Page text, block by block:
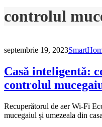
controlul
septembrie 19, 2023
Casă inteligentă:
controlul
Recuperătorul de aer Wi-Fi
mucegaiul și umezeala din